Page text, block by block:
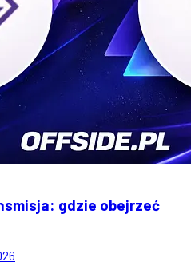
gdzie obejrzeć